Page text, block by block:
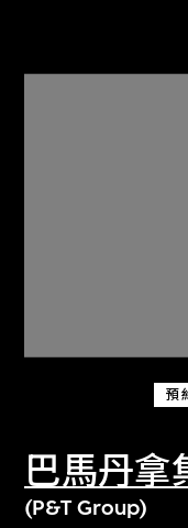
預
巴馬丹拿
(P&T Group)
關於M+藏
探索世界頂
文化藏品。